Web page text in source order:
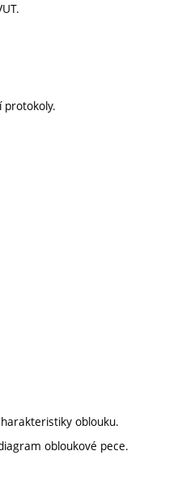
protokoly.
oblouku.
obloukové pece.